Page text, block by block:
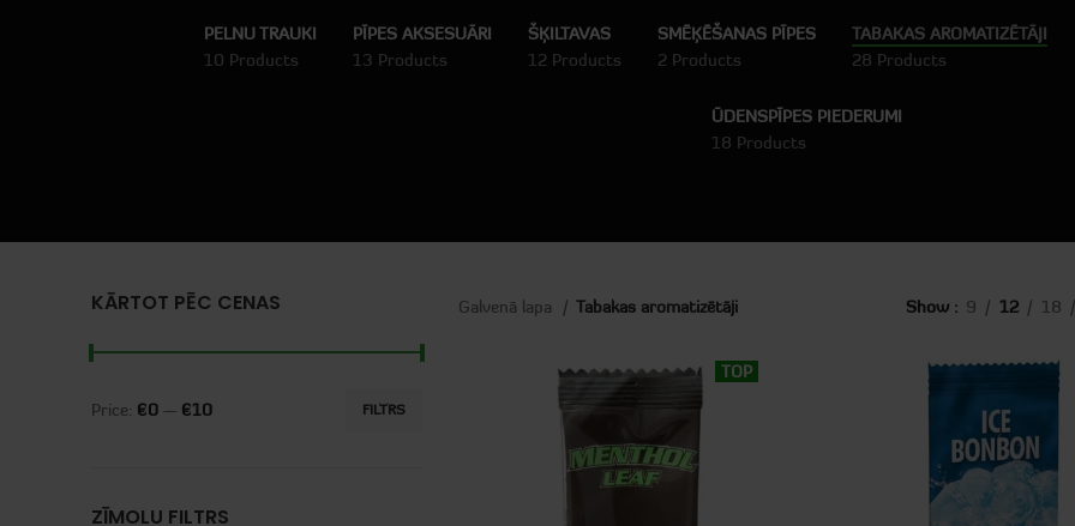
PELNU TRAUKI
10 Products
PĪPES AKSESUĀRI
13 Products
ŠĶILTAVAS
12 Products
SMĒĶĒŠANAS PĪPES
2 Products
TABAKAS AROMATIZĒTĀJI
28 Products
ŪDENSPĪPES PIEDERUMI
18 Products
KĀRTOT PĒC CENAS
FILTRS
Price: €0 — €10
ZĪMOLU FILTRS
Galvenā lapa Tabakas aromatizētāji Show 9 12 18
TOP